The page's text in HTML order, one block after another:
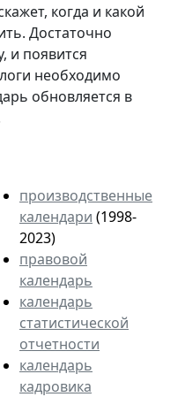
когда и какой
Достаточно
и появится
необходимо
обновляется в
производственные
календари (1998-
2023)
правовой
календарь
календарь
статистической
отчетности
календарь
кадровика